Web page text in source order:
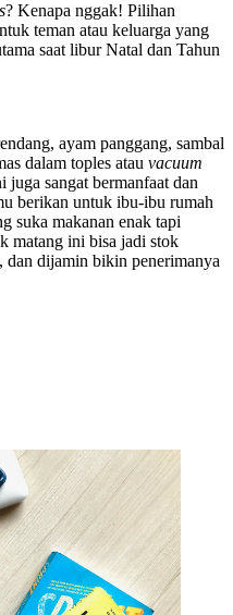
? Kenapa nggak! Pilihan
teman atau keluarga yang
saat libur Natal dan Tahun
ayam panggang, sambal
dalam toples atau vacuum
juga sangat bermanfaat dan
berikan untuk ibu-ibu rumah
suka makanan enak tapi
matang ini bisa jadi stok
dan dijamin bikin penerimanya